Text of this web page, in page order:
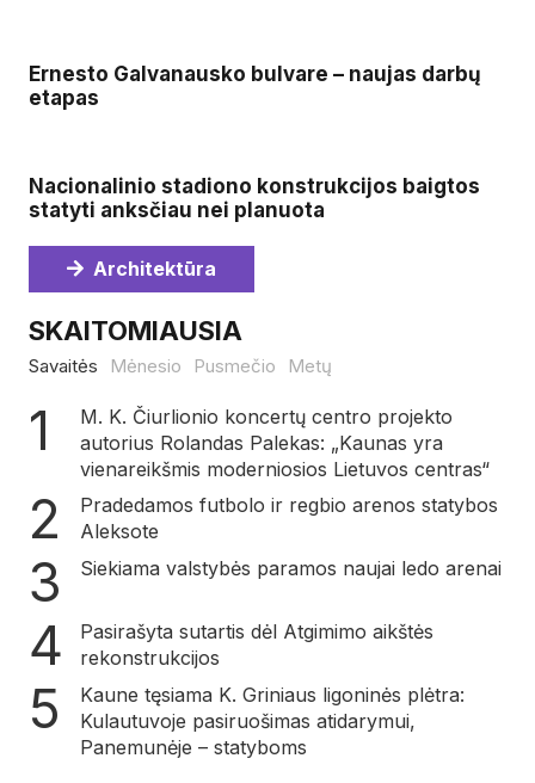
Ernesto Galvanausko bulvare – naujas darbų
etapas
Nacionalinio stadiono konstrukcijos baigtos
statyti anksčiau nei planuota
Architektūra
SKAITOMIAUSIA
Savaitės Mėnesio Pusmečio Metų
M. K. Čiurlionio koncertų centro projekto
autorius Rolandas Palekas: „Kaunas yra
vienareikšmis moderniosios Lietuvos centras“
Pradedamos futbolo ir regbio arenos statybos
Aleksote
Siekiama valstybės paramos naujai ledo arenai
Pasirašyta sutartis dėl Atgimimo aikštės
rekonstrukcijos
Kaune tęsiama K. Griniaus ligoninės plėtra:
Kulautuvoje pasiruošimas atidarymui,
Panemunėje – statyboms